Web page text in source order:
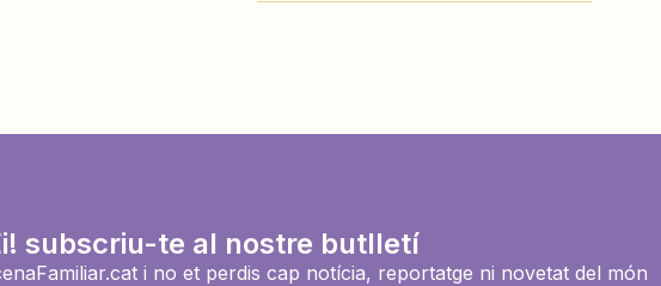
subscriu-te al nostre butlletí
i no et perdis cap notícia, reportatge ni novetat del món